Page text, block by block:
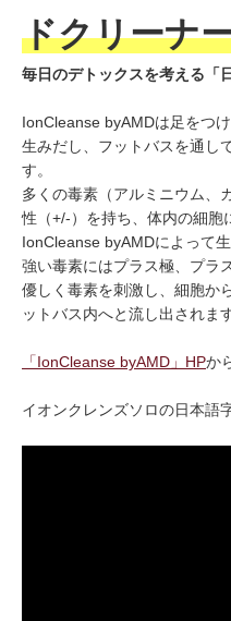
ドクリーナ
毎日のデトックスを考える「
IonCleanse byAMDは足をつ
生みだし、フットバスを通し
す。
多くの毒素（アルミニウム、
性（+/-）を持ち、体内の細胞
IonCleanse byAMDによって
強い毒素にはプラス極、プラ
優しく毒素を刺激し、細胞か
ットバス内へと流し出されます
「IonCleanse byAMD」HPか
イオンクレンズソロの日本語